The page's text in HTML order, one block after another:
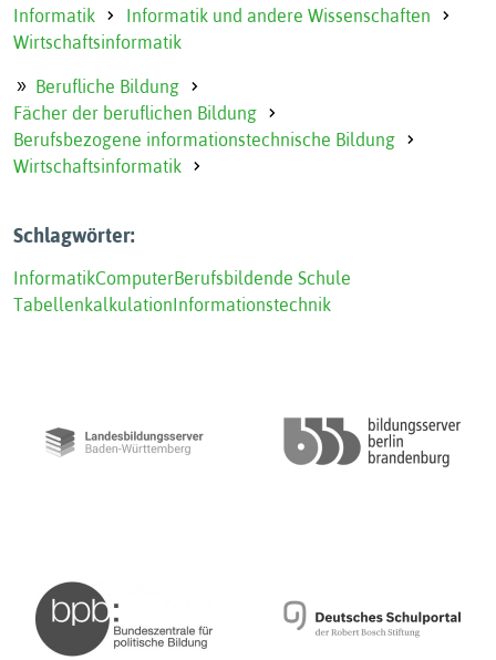
Informatik
Informatik und andere Wissenschaften
Wirtschaftsinformatik
Berufliche Bildung
Fächer der beruflichen Bildung
Berufsbezogene informationstechnische Bildung
Wirtschaftsinformatik
Schlagwörter:
InformatikComputerBerufsbildende Schule
TabellenkalkulationInformationstechnik